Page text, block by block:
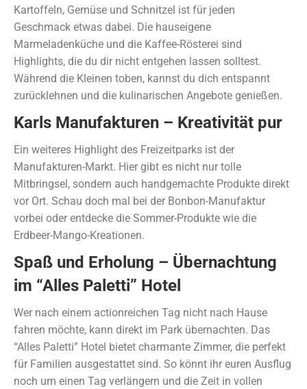
Kartoffeln, Gemüse und Schnitzel ist für jeden
Geschmack etwas dabei. Die hauseigene
Marmeladenküche und die Kaffee-Rösterei sind
Highlights, die du dir nicht entgehen lassen solltest.
Während die Kleinen toben, kannst du dich entspannt
zurücklehnen und die kulinarischen Angebote genießen.
Karls Manufakturen – Kreativität pur
Ein weiteres Highlight des Freizeitparks ist der
Manufakturen-Markt. Hier gibt es nicht nur tolle
Mitbringsel, sondern auch handgemachte Produkte direkt
vor Ort. Schau doch mal bei der Bonbon-Manufaktur
vorbei oder entdecke die Sommer-Produkte wie die
Erdbeer-Mango-Kreationen.
Spaß und Erholung – Übernachtung
im “Alles Paletti” Hotel
Wer nach einem actionreichen Tag nicht nach Hause
fahren möchte, kann direkt im Park übernachten. Das
“Alles Paletti” Hotel bietet charmante Zimmer, die perfekt
für Familien ausgestattet sind. So könnt ihr euren Ausflug
noch um einen Tag verlängern und die Zeit in vollen